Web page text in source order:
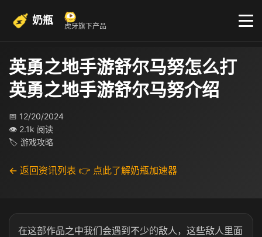
奶瓶 虎牙旗下产品
英勇之地手游舒尔马努怎么打
英勇之地手游舒尔马努介绍
📅 12/20/2024
👁 2.1k 阅读
🏷 游戏攻略
← 返回资讯列表 👉 点此了解奶瓶加速器
在这部作品之中我们会遇到不少的敌人，这些敌人里面